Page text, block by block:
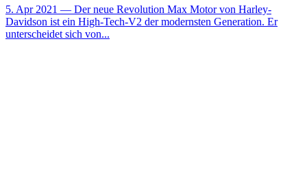
5. Apr 2021 — Der neue Revolution Max Motor von Harley-
Davidson ist ein High-Tech-V2 der modernsten Generation. Er
unterscheidet sich von...